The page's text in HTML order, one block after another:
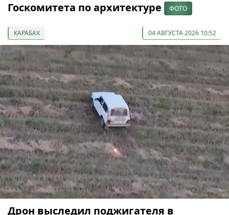
Госкомитета по архитектуре
ФОТО
КАРАБАХ 04 АВГУСТА 2026 10:52
Дрон выследил поджигателя в